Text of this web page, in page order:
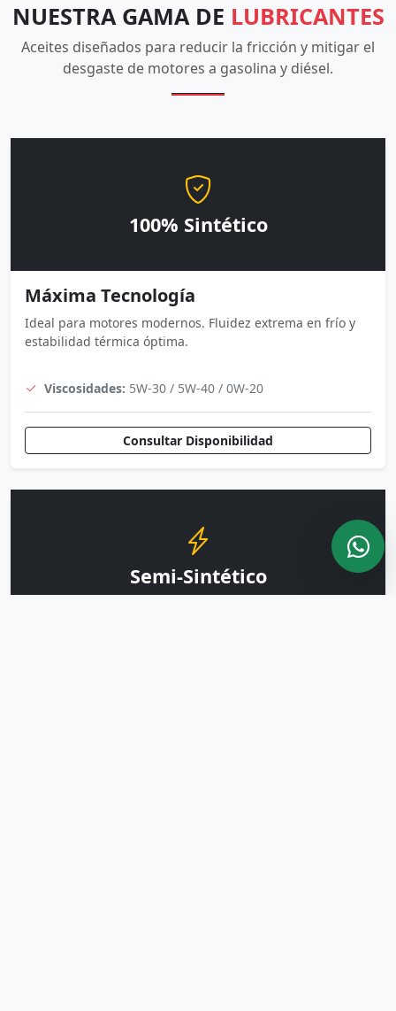
NUESTRA GAMA DE LUBRICANTES
Aceites diseñados para reducir la fricción y mitigar el
desgaste de motores a gasolina y diésel.
100% Sintético
Máxima Tecnología
Ideal para motores modernos. Fluidez extrema en frío y
estabilidad térmica óptima.
Viscosidades: 5W-30 / 5W-40 / 0W-20
Consultar Disponibilidad
Semi-Sintético